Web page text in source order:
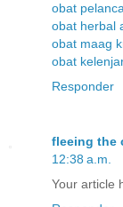
obat
obat herbal
obat maag
obat
Responder
fleeing the
12:38 a.m.
Your article